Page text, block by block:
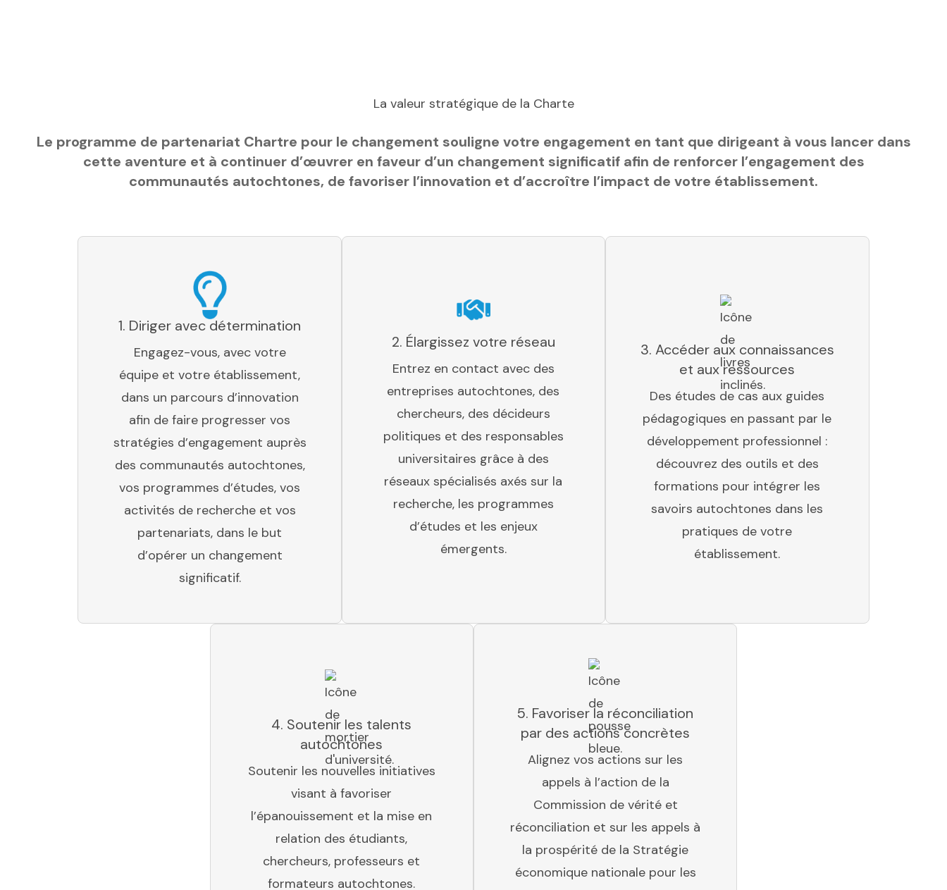
La valeur stratégique de la Charte
Le programme de partenariat Chartre pour le changement souligne votre engagement en tant que dirigeant à vous lancer dans
cette aventure et à continuer d’œuvrer en faveur d’un changement significatif afin de renforcer l’engagement des
communautés autochtones, de favoriser l’innovation et d’accroître l’impact de votre établissement.
1. Diriger avec détermination
Engagez-vous, avec votre
équipe et votre établissement,
dans un parcours d’innovation
afin de faire progresser vos
stratégies d’engagement auprès
des communautés autochtones,
vos programmes d’études, vos
activités de recherche et vos
partenariats, dans le but
d’opérer un changement
significatif.
2. Élargissez votre réseau
Entrez en contact avec des
entreprises autochtones, des
chercheurs, des décideurs
politiques et des responsables
universitaires grâce à des
réseaux spécialisés axés sur la
recherche, les programmes
d’études et les enjeux
émergents.
3. Accéder aux connaissances
et aux ressources
Des études de cas aux guides
pédagogiques en passant par le
développement professionnel :
découvrez des outils et des
formations pour intégrer les
savoirs autochtones dans les
pratiques de votre
établissement.
4. Soutenir les talents
autochtones
Soutenir les nouvelles initiatives
visant à favoriser
l’épanouissement et la mise en
relation des étudiants,
chercheurs, professeurs et
formateurs autochtones.
5. Favoriser la réconciliation
par des actions concrètes
Alignez vos actions sur les
appels à l’action de la
Commission de vérité et
réconciliation et sur les appels à
la prospérité de la Stratégie
économique nationale pour les